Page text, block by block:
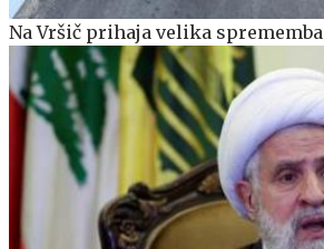
Na Vršič prihaja velika sprememba